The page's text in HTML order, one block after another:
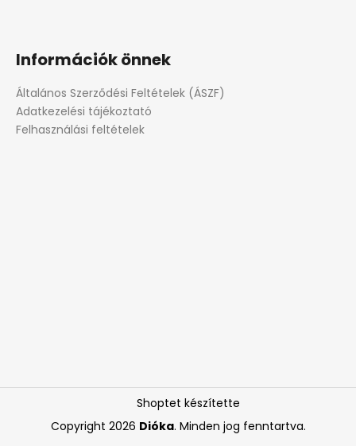
KERESÉS
Információk önnek
Általános Szerződési Feltételek (ÁSZF)
Adatkezelési tájékoztató
Felhasználási feltételek
Shoptet készítette
Copyright 2026 Dióka. Minden jog fenntartva.